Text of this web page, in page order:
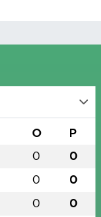
O P
0 0
0 0
0 0